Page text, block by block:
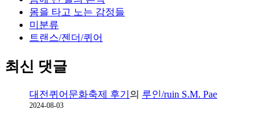
몸을 타고 노는 감정들
미분류
트랜스/젠더/퀴어
최신 댓글
대전퀴어문화축제 후기 의 루인/ruin S.M. Pae
2024-08-03